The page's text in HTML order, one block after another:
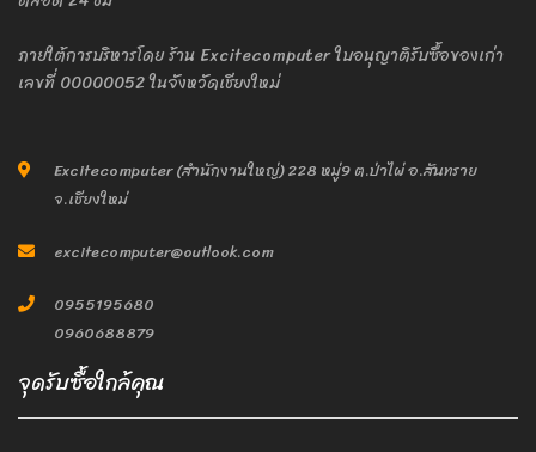
ภายใต้การบริหารโดย ร้าน Excitecomputer ใบอนุญาติรับซื้อของเก่า
เลขที่ 00000052 ในจังหวัดเชียงใหม่
Excitecomputer (สำนักงานใหญ่) 228 หมู่9 ต.ป่าไผ่ อ.สันทราย
จ.เชียงใหม่
excitecomputer@outlook.com
0955195680
0960688879
จุดรับซื้อใกล้คุณ